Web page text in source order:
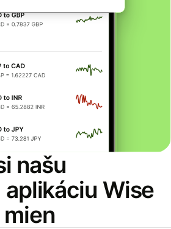
našu
Wise